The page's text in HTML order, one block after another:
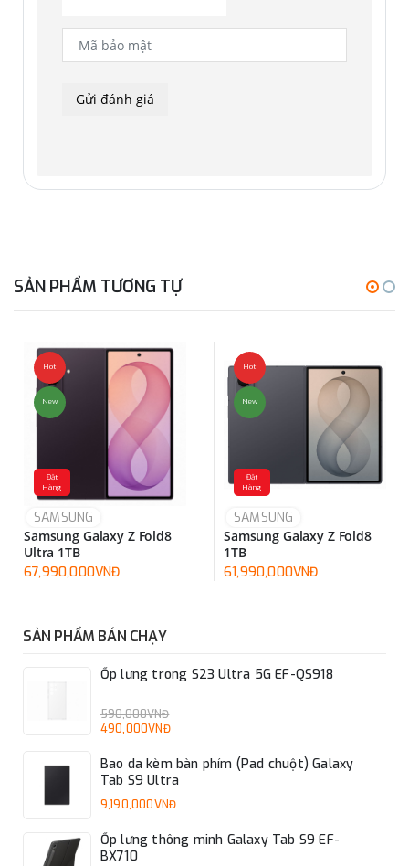
SẢN PHẨM TƯƠNG TỰ
Hot
New
Đặt
Hàng
SAMSUNG
Samsung Galaxy Z Fold8
Ultra 1TB
67,990,000VNĐ
Hot
New
Đặt
Hàng
SAMSUNG
Samsung Galaxy Z Fold8
1TB
61,990,000VNĐ
SẢN PHẨM BÁN CHẠY
Ốp lưng trong S23 Ultra 5G EF-QS918
590,000VNĐ
490,000VNĐ
Bao da kèm bàn phím (Pad chuột) Galaxy
Tab S9 Ultra
9,190,000VNĐ
Ốp lưng thông minh Galaxy Tab S9 EF-
BX710